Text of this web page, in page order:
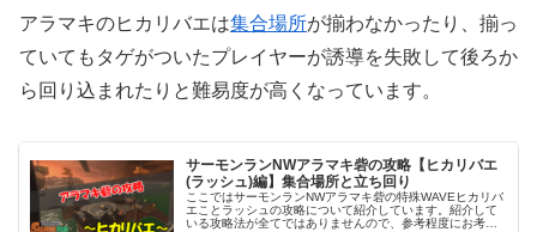
アラマキのヒカリバエは集合場所が揃わなかったり、揃っ
ていてもタゲがついたプレイヤーが誘導を失敗して後ろか
ら回り込まれたりと難易度が高くなっています。
サーモンランNWアラマキ砦の攻略【ヒカリバエ
(ラッシュ)編】集合場所と立ち回り
ここではサーモンランNWアラマキ砦の特殊WAVEヒカリバ
エことラッシュの攻略について紹介しています。紹介して
いる攻略法が全てではありませんので、参考程度にお考え